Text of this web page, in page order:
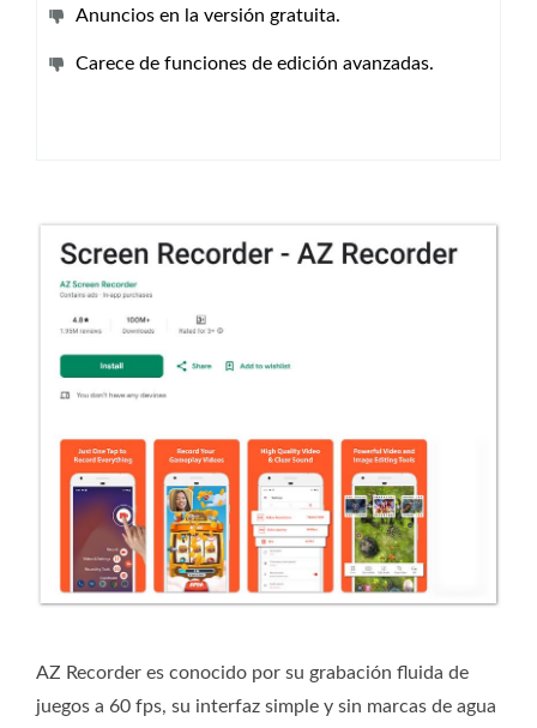
Anuncios en la versión gratuita.
Carece de funciones de edición avanzadas.
AZ Recorder es conocido por su grabación fluida de
juegos a 60 fps, su interfaz simple y sin marcas de agua